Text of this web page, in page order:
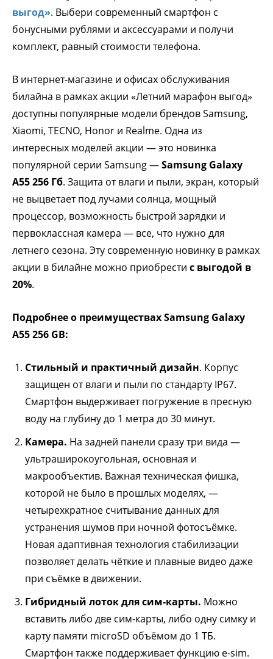
выгод». Выбери современный смартфон с
бонусными рублями и аксессуарами и получи
комплект, равный стоимости телефона.
В интернет-магазине и офисах обслуживания
билайна в рамках акции «Летний марафон выгод»
доступны популярные модели брендов Samsung,
Xiaomi, TECNO, Honor и Realme. Одна из
интересных моделей акции — это новинка
популярной серии Samsung —Samsung Galaxy
A55 256 Гб. Защита от влаги и пыли, экран, который
не выцветает под лучами солнца, мощный
процессор, возможность быстрой зарядки и
первоклассная камера — все, что нужно для
летнего сезона. Эту современную новинку в рамках
акции в билайне можно приобрести с выгодой в
20%.
Подробнее о преимуществах Samsung Galaxy
A55 256 GB:
Стильный и практичный дизайн. Корпус
защищен от влаги и пыли по стандарту IP67.
Смартфон выдерживает погружение в пресную
воду на глубину до 1 метра до 30 минут.
Камера. На задней панели сразу три вида —
ультраширокоугольная, основная и
макрообъектив. Важная техническая фишка,
которой не было в прошлых моделях, —
четырехкратное считывание данных для
устранения шумов при ночной фотосъёмке.
Новая адаптивная технология стабилизации
позволяет делать чёткие и плавные видео даже
при съёмке в движении.
Гибридный лоток для сим-карты. Можно
вставить либо две сим-карты, либо одну симку и
карту памяти microSD объёмом до 1 ТБ.
Смартфон также поддерживает функцию e-sim.